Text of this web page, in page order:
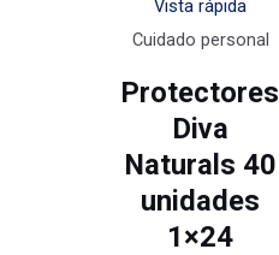
Vista rápida
Cuidado personal
Protectores
Diva
Naturals 40
unidades
1×24